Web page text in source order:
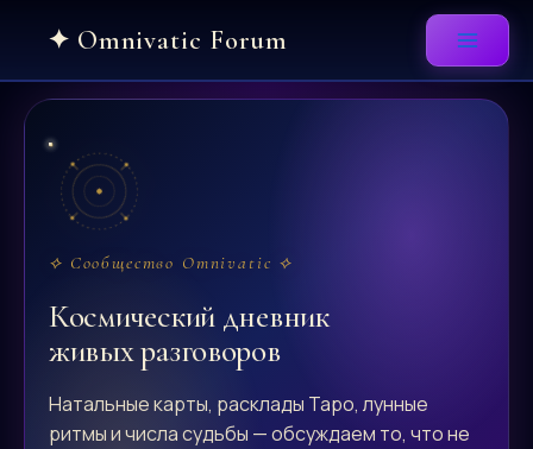
content
⟡ Сообщество Omnivatic ⟡
Космический дневник
живых разговоров
Натальные карты, расклады Таро, лунные
ритмы и числа судьбы — обсуждаем то, что не